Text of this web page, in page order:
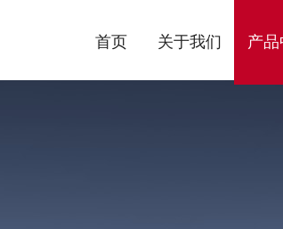
首页 关于我们 产